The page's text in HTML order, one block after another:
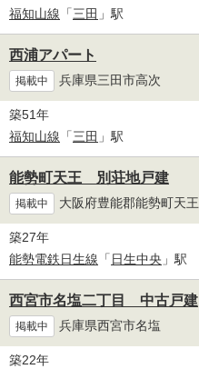
福知山線 「三田 」駅
西浦アパート
掲載中 兵庫県三田市高次
築51年
福知山線 「三田 」駅
能勢町天王 別荘地戸建
掲載中 大阪府豊能郡能勢町天王
築27年
能勢電鉄日生線 「日生中央 」駅
西宮市名塩二丁目 中古戸建
掲載中 兵庫県西宮市名塩
築22年